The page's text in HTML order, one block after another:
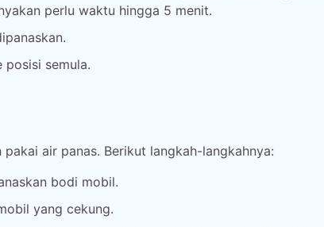
perlu waktu hingga 5 menit.
semula.
air panas. Berikut langkah-langkahnya:
bodi mobil.
yang cekung.